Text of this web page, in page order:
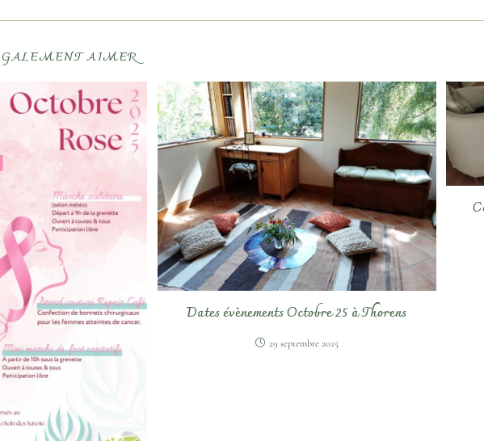
AIMER
Dates évènements Octobre 25 à Thorens
29 septembre 2025